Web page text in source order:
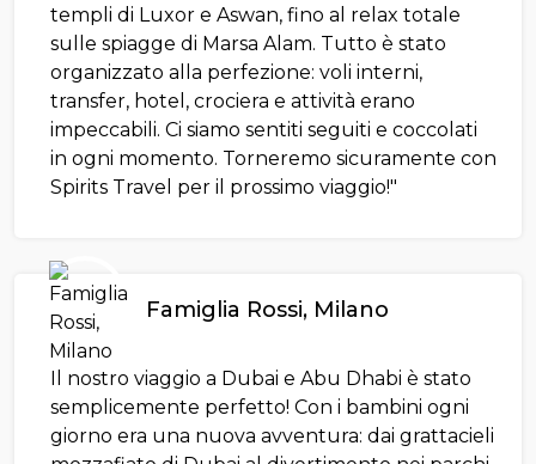
templi di Luxor e Aswan, fino al relax totale
sulle spiagge di Marsa Alam. Tutto è stato
organizzato alla perfezione: voli interni,
transfer, hotel, crociera e attività erano
impeccabili. Ci siamo sentiti seguiti e coccolati
in ogni momento. Torneremo sicuramente con
Spirits Travel per il prossimo viaggio!"
Famiglia Rossi, Milano
Il nostro viaggio a Dubai e Abu Dhabi è stato
semplicemente perfetto! Con i bambini ogni
giorno era una nuova avventura: dai grattacieli